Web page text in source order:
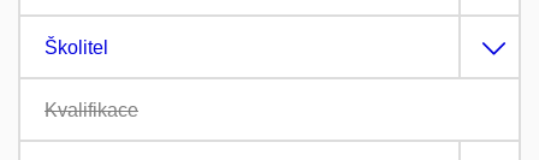
Školitel
Kvalifikace